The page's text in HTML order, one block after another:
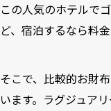
この人気のホテルで
ど、宿泊するなら料
そこで、比較的お財
います。ラグジュア